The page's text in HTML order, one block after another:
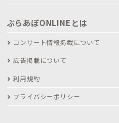
ぶらあぼONLINEとは
コンサート情報掲載について
広告掲載について
利用規約
プライバシーポリシー